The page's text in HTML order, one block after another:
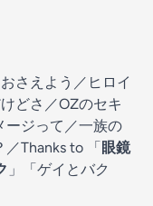
さえよう／ヒロイ
どさ／OZのセキ
ージって／一族の
Thanks to 「眼鏡
」「ゲイとバク